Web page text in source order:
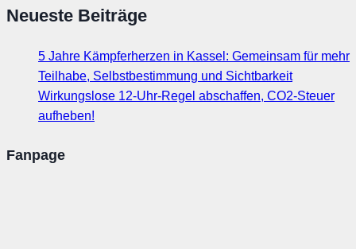
Neueste Beiträge
5 Jahre Kämpferherzen in Kassel: Gemeinsam für mehr
Teilhabe, Selbstbestimmung und Sichtbarkeit
Wirkungslose 12-Uhr-Regel abschaffen, CO2-Steuer
aufheben!
Fanpage